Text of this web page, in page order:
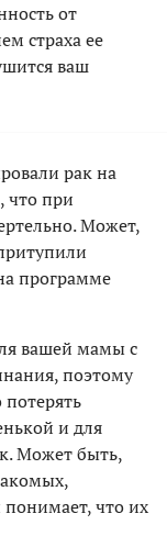
от
страха ее
ваш
рак на
что при
Может,
программе
вашей мамы с
поэтому
и для
Может быть,
что их